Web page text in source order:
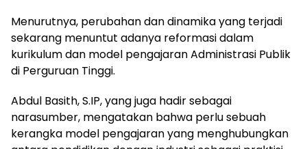
Menurutnya, perubahan dan dinamika yang terjadi
sekarang menuntut adanya reformasi dalam
kurikulum dan model pengajaran Administrasi Publik
di Perguruan Tinggi.
Abdul Basith, S.IP, yang juga hadir sebagai
narasumber, mengatakan bahwa perlu sebuah
kerangka model pengajaran yang menghubungkan